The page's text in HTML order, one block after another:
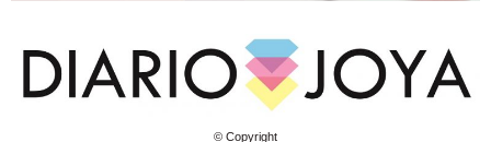
© Copyright